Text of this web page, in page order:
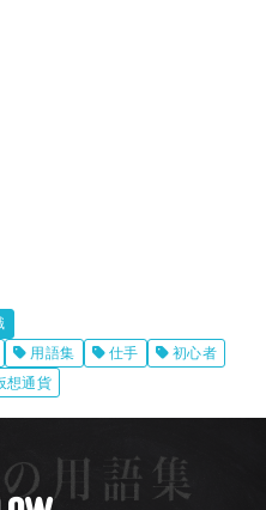
用語集 仕手
初心者
想通貨